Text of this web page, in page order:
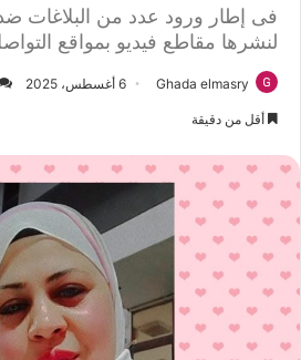
فى إطار ورود عدد من البلاغات
لنشرها مقاطع فيديو بمواقع
Ghada elmasry 6 أغسطس، 2025
أقل من دقيقة